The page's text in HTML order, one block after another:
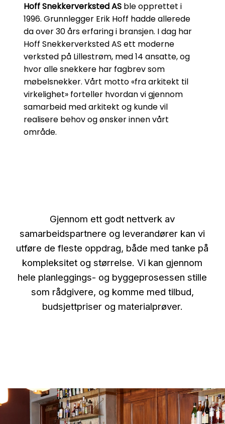
Hoff Snekkerverksted AS ble opprettet i
1996. Grunnlegger Erik Hoff hadde allerede
da over 30 års erfaring i bransjen. I dag har
Hoff Snekkerverksted AS ett moderne
verksted på Lillestrøm, med 14 ansatte, og
hvor alle snekkere har fagbrev som
møbelsnekker. Vårt motto «fra arkitekt til
virkelighet» forteller hvordan vi gjennom
samarbeid med arkitekt og kunde vil
realisere behov og ønsker innen vårt
område.
Gjennom ett godt nettverk av
samarbeidspartnere og leverandører kan vi
utføre de fleste oppdrag, både med tanke på
kompleksitet og størrelse. Vi kan gjennom
hele planleggings- og byggeprosessen stille
som rådgivere, og komme med tilbud,
budsjettpriser og materialprøver.